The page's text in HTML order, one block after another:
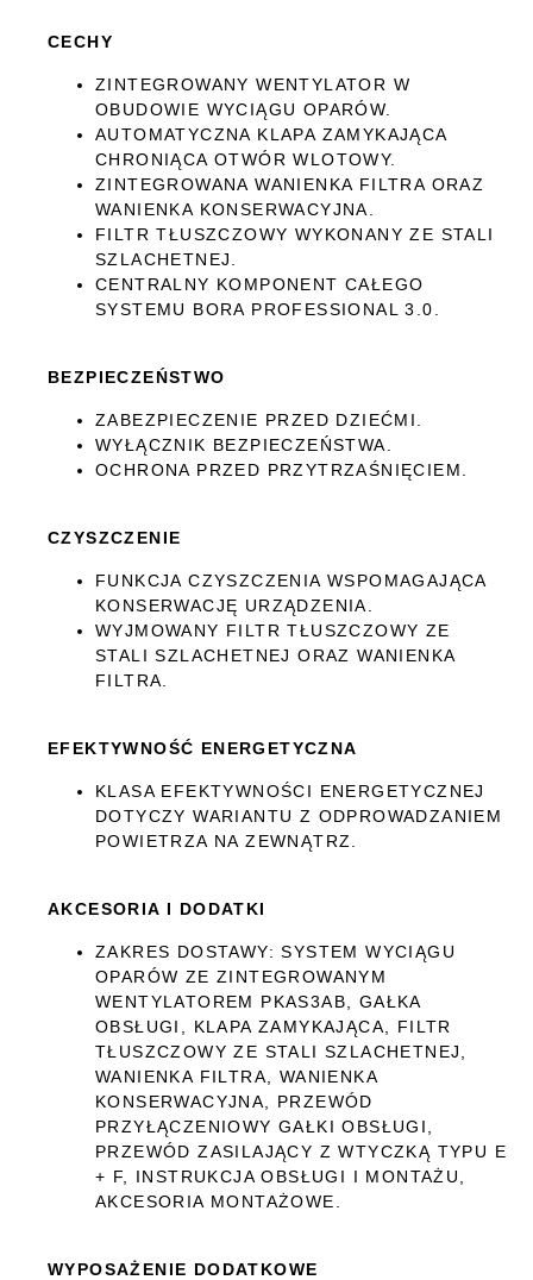
CECHY
ZINTEGROWANY WENTYLATOR W
OBUDOWIE WYCIĄGU OPARÓW.
AUTOMATYCZNA KLAPA ZAMYKAJĄCA
CHRONIĄCA OTWÓR WLOTOWY.
ZINTEGROWANA WANIENKA FILTRA ORAZ
WANIENKA KONSERWACYJNA.
FILTR TŁUSZCZOWY WYKONANY ZE STALI
SZLACHETNEJ.
CENTRALNY KOMPONENT CAŁEGO
SYSTEMU BORA PROFESSIONAL 3.0.
BEZPIECZEŃSTWO
ZABEZPIECZENIE PRZED DZIEĆMI.
WYŁĄCZNIK BEZPIECZEŃSTWA.
OCHRONA PRZED PRZYTRZAŚNIĘCIEM.
CZYSZCZENIE
FUNKCJA CZYSZCZENIA WSPOMAGAJĄCA
KONSERWACJĘ URZĄDZENIA.
WYJMOWANY FILTR TŁUSZCZOWY ZE
STALI SZLACHETNEJ ORAZ WANIENKA
FILTRA.
EFEKTYWNOŚĆ ENERGETYCZNA
KLASA EFEKTYWNOŚCI ENERGETYCZNEJ
DOTYCZY WARIANTU Z ODPROWADZANIEM
POWIETRZA NA ZEWNĄTRZ.
AKCESORIA I DODATKI
ZAKRES DOSTAWY: SYSTEM WYCIĄGU
OPARÓW ZE ZINTEGROWANYM
WENTYLATOREM PKAS3AB, GAŁKA
OBSŁUGI, KLAPA ZAMYKAJĄCA, FILTR
TŁUSZCZOWY ZE STALI SZLACHETNEJ,
WANIENKA FILTRA, WANIENKA
KONSERWACYJNA, PRZEWÓD
PRZYŁĄCZENIOWY GAŁKI OBSŁUGI,
PRZEWÓD ZASILAJĄCY Z WTYCZKĄ TYPU E
+ F, INSTRUKCJA OBSŁUGI I MONTAŻU,
AKCESORIA MONTAŻOWE.
WYPOSAŻENIE DODATKOWE